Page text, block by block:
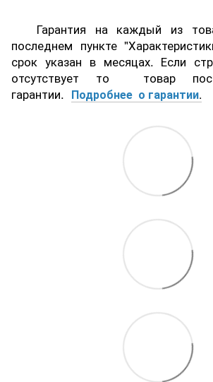
Гарантия на каждый из
последнем пункте
срок указан в месяцах. Если
отсутствует то товар
гарантии. Подробнее о гарантии.